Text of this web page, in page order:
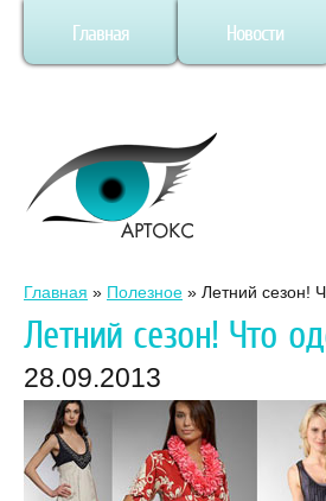
Главная Новости
Главная » Полезное » Летний сезон!
Летний сезон! Что
28.09.2013